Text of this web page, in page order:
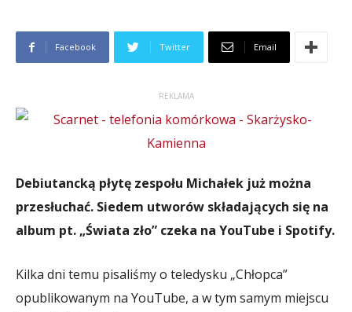
Facebook Twitter Email
REKLAMA
Debiutancką płytę zespołu Michałek już można
przesłuchać. Siedem utworów składających się na
album pt. „Świata zło” czeka na YouTube i Spotify.
Kilka dni temu pisaliśmy o teledysku „Chłopca”
opublikowanym na YouTube, a w tym samym miejscu